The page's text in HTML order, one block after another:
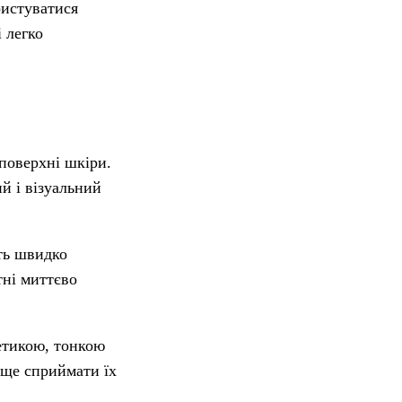
шкіри.
і візуальний
швидко
миттєво
тонкою
сприймати їх